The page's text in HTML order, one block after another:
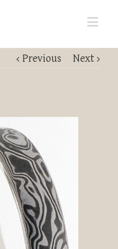
Previous Next